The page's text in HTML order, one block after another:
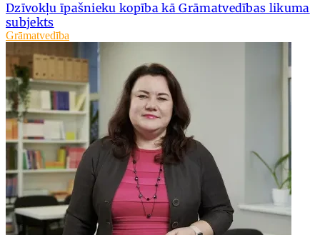
Dzīvokļu īpašnieku kopība kā Grāmatvedības likuma
subjekts
Grāmatvedība